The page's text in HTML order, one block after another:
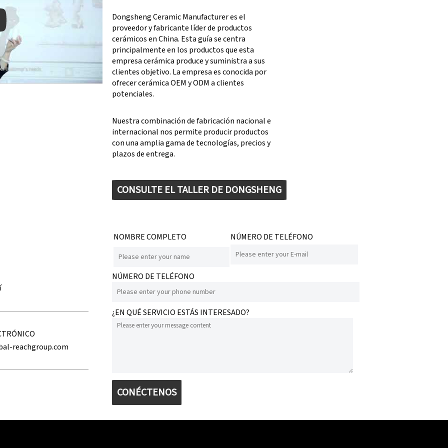
Dongsheng Ceramic Manufacturer es el
proveedor y fabricante líder de productos
cerámicos en China. Esta guía se centra
principalmente en los productos que esta
empresa cerámica produce y suministra a sus
clientes objetivo. La empresa es conocida por
ofrecer cerámica OEM y ODM a clientes
potenciales.
Nuestra combinación de fabricación nacional e
internacional nos permite producir productos
con una amplia gama de tecnologías, precios y
plazos de entrega.
CONSULTE EL TALLER DE DONGSHENG
Keynote (Google I/O '18)
reachgroup.com
NOMBRE COMPLETO NÚMERO DE TELÉFONO
NÚMERO DE TELÉFONO
¿EN QUÉ SERVICIO ESTÁS INTERESADO?
CONÉCTENOS